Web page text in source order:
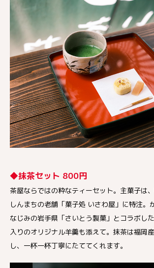
◆抹茶セット 800円
茶屋ならではの粋なティーセット。主菓子は
しんまちの老舗「菓子処 いさわ屋」に特注。
なじみの岩手県「さいとう製菓」とコラボし
入りのオリジナル羊羹も添えて。抹茶は福岡
し、一杯一杯丁寧にたててくれます。